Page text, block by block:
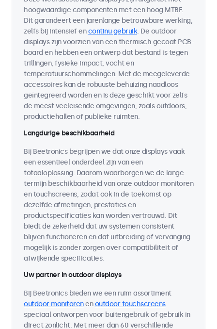
hoogwaardige componenten met een hoog MTBF.
Dit garandeert een jarenlange betrouwbare werking,
zelfs bij intensief encontinu gebruik. De outdoor
displays zijn voorzien van een thermisch gecoat PCB-
board en hebben een ontwerp dat bestand is tegen
trillingen, fysieke impact, vocht en
temperatuurschommelingen. Met de meegeleverde
accessoires kan de robuuste behuizing naadloos
geïntegreerd worden en is deze geschikt voor zelfs
de meest veeleisende omgevingen, zoals outdoors,
productiehallen of publieke ruimten.
Langdurige beschikbaarheid
Bij Beetronics begrijpen we dat onze displays vaak
een essentieel onderdeel zijn van een
totaaloplossing. Daarom waarborgen we de lange
termijn beschikbaarheid van onze outdoor monitoren
en touchscreens, zodat ook in de toekomst op
dezelfde afmetingen, prestaties en
productspecificaties kan worden vertrouwd. Dit
biedt de zekerheid dat uw systemen consistent
blijven functioneren en dat uitbreiding of vervanging
mogelijk is zonder zorgen over compatibiliteit of
afwijkende specificaties.
Uw partner in outdoor displays
Bij Beetronics bieden we een ruim assortiment
outdoor monitorenenoutdoor touchscreens
speciaal ontworpen voor buitengebruik of gebruik in
direct zonlicht. Met meer dan 60 verschillende